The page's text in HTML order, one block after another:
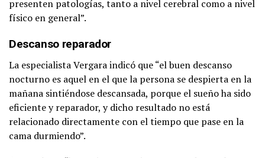
presenten patologías, tanto a nivel cerebral como a nivel
físico en general”.
Descanso reparador
La especialista Vergara indicó que “el buen descanso
nocturno es aquel en el que la persona se despierta en la
mañana sintiéndose descansada, porque el sueño ha sido
eficiente y reparador, y dicho resultado no está
relacionado directamente con el tiempo que pase en la
cama durmiendo”.